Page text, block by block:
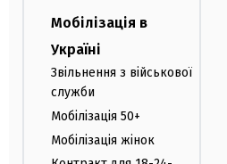
Мобілізація в
Україні
Звільнення з військової
служби
Мобілізація 50+
Мобілізація жінок